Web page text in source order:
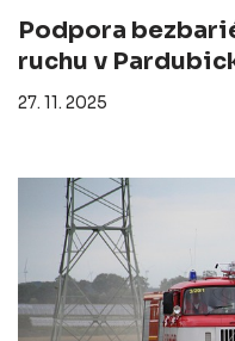
Podpora
ruchu v
27. 11. 2025